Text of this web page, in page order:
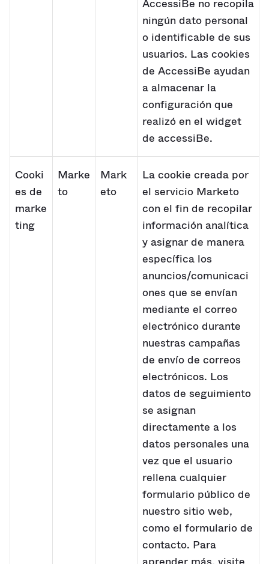
AccessiBe no recopila
ningún dato personal
o identificable de sus
usuarios. Las cookies
de AccessiBe ayudan
a almacenar la
configuración que
realizó en el widget
de accessiBe.
Cooki
es de
marke
ting
Marke
to
Mark
eto
La cookie creada por
el servicio Marketo
con el fin de recopilar
información analítica
y asignar de manera
específica los
anuncios/comunicaci
ones que se envían
mediante el correo
electrónico durante
nuestras campañas
de envío de correos
electrónicos. Los
datos de seguimiento
se asignan
directamente a los
datos personales una
vez que el usuario
rellena cualquier
formulario público de
nuestro sitio web,
como el formulario de
contacto. Para